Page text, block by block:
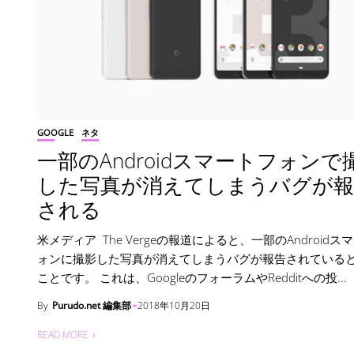
GOOGLE ネタ
一部のAndroidスマートフォンで
した写真が消えてしまうバグが
される
米メディア The Vergeの報道によると、一部のAndroidス
ォンに撮影した写真が消えてしまうバグが報告されている
ことです。 これは、GoogleのフォーラムやRedditへの投...
By Purudo.net 編集部 2018年10月20日
READ MORE